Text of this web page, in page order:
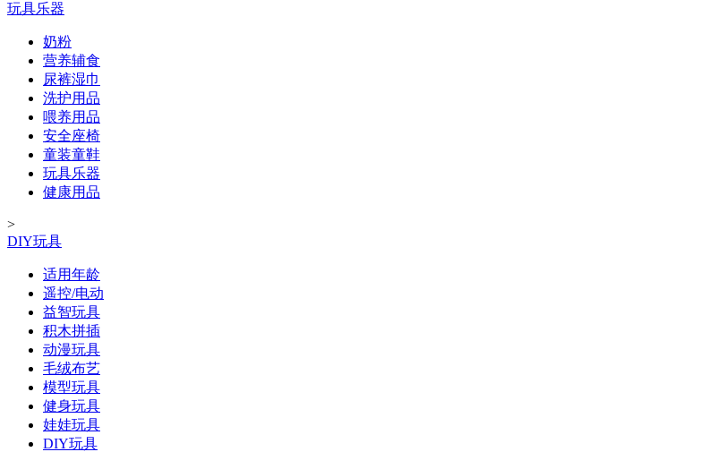
玩具乐器
奶粉
营养辅食
尿裤湿巾
洗护用品
喂养用品
安全座椅
童装童鞋
玩具乐器
健康用品
>
DIY玩具
适用年龄
遥控/电动
益智玩具
积木拼插
动漫玩具
毛绒布艺
模型玩具
健身玩具
娃娃玩具
DIY玩具